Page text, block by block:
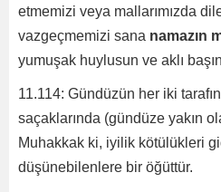
etmemizi veya mallarımızda
vazgeçmemizi sana namazın
yumuşak huylusun ve aklı
11.114: Gündüzün her iki
saçaklarında (gündüze yakın
Muhakkak ki, iyilik kötülükleri
düşünebilenlere bir öğüttür.